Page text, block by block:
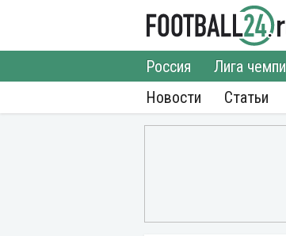
Новости
Россия Лига
Статьи